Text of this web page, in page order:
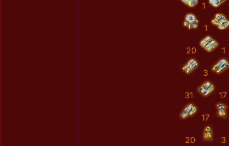
1
1
20 1
3
31 17
17
20 3